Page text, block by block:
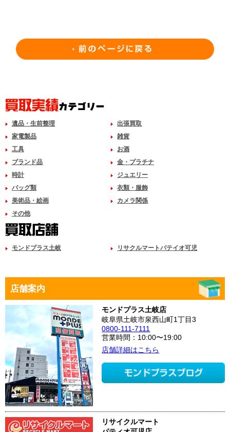
遺品・生前整理
出張買取
家電製品
雑貨
工具
お酒
ブランド品
金・プラチナ
時計
ジュエリー
バッグ類
衣類・服飾
美術品・絵画
カメラ関係
その他
モンドプラス土岐 リサクルマートパテイオ可児
店舗案内
モンドプラス土岐店
岐阜県土岐市泉西山町1丁目3
0800-111-7111
営業時間：10:00〜19:00
店舗詳細はこちら
リサイクルマート